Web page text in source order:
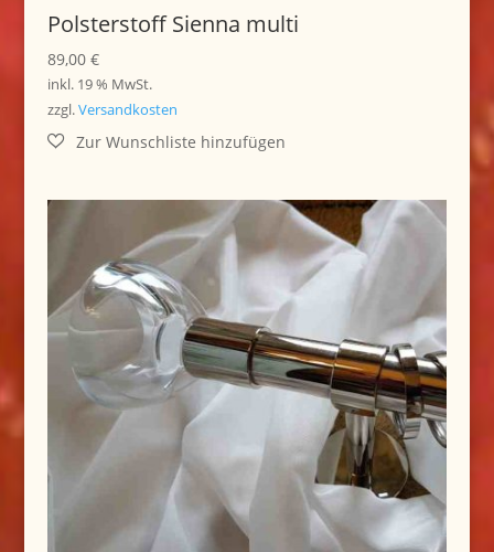
Polsterstoff Sienna multi
89,00 €
inkl. 19 % MwSt.
zzgl.Versandkosten